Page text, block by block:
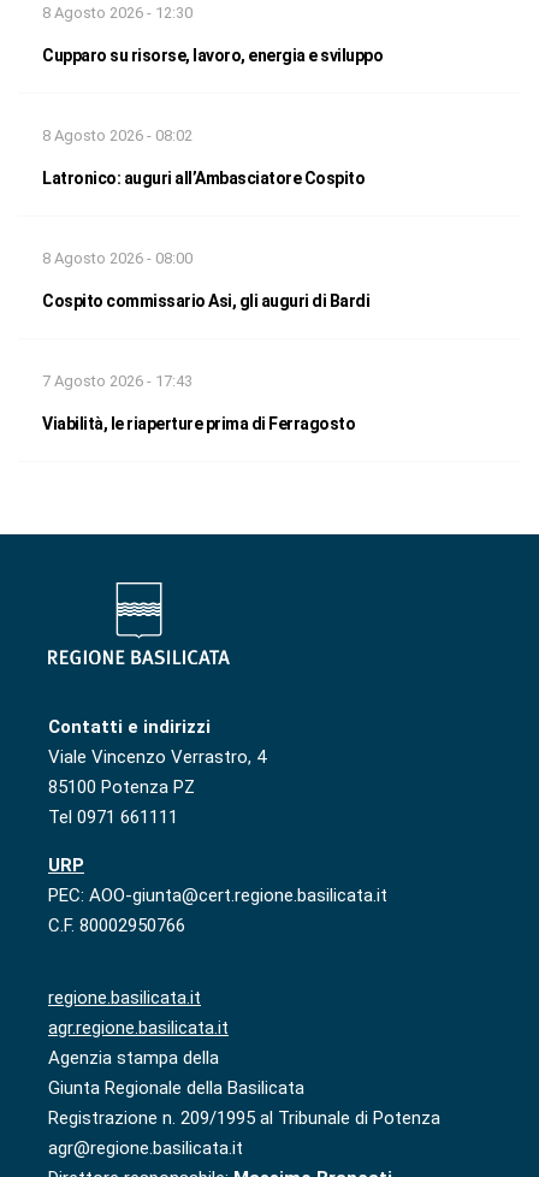
8 Agosto 2026 - 12:30
Cupparo su risorse, lavoro, energia e sviluppo
8 Agosto 2026 - 08:02
Latronico: auguri all’Ambasciatore Cospito
8 Agosto 2026 - 08:00
Cospito commissario Asi, gli auguri di Bardi
7 Agosto 2026 - 17:43
Viabilità, le riaperture prima di Ferragosto
Contatti e indirizzi
Viale Vincenzo Verrastro, 4
85100 Potenza PZ
Tel 0971 661111
URP
PEC: AOO-giunta@cert.regione.basilicata.it
C.F. 80002950766
regione.basilicata.it
agr.regione.basilicata.it
Agenzia stampa della
Giunta Regionale della Basilicata
Registrazione n. 209/1995 al Tribunale di Potenza
agr@regione.basilicata.it